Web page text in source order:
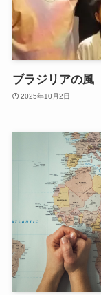
ブラジリアの
2025年10月2日